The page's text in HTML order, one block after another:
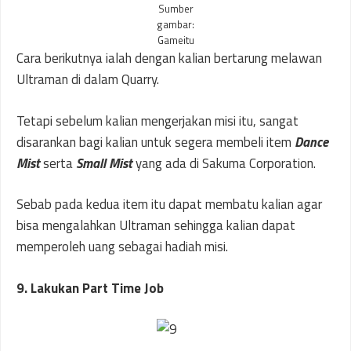
Sumber
gambar:
Gameitu
Cara berikutnya ialah dengan kalian bertarung melawan
Ultraman di dalam Quarry.
Tetapi sebelum kalian mengerjakan misi itu, sangat
disarankan bagi kalian untuk segera membeli item Dance
MistsertaSmall Mistyang ada di Sakuma Corporation.
Sebab pada kedua item itu dapat membatu kalian agar
bisa mengalahkan Ultraman sehingga kalian dapat
memperoleh uang sebagai hadiah misi.
9. Lakukan Part Time Job